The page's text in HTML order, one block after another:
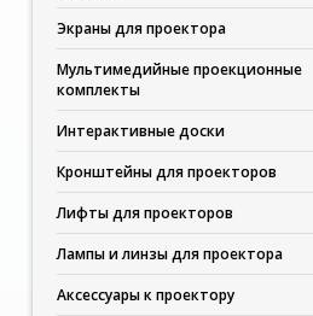
Экраны для проектора
Мультимедийные проекционные
комплекты
Интерактивные доски
Кронштейны для проекторов
Лифты для проекторов
Лампы и линзы для проектора
Аксессуары к проектору